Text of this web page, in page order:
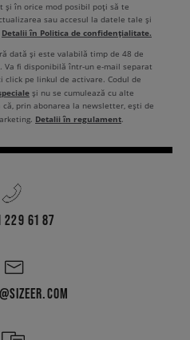
și în orice mod posibil poți să te
sau accesul la datele tale și
Detalii în Politica de confidențialitate.
dată și este valabilă timp de 48 de
fi disponibilă într-un e-mail separat
pe linkul de activare. Codul de
și nu se cumulează cu alte
prin abonarea la newsletter, ești de
Detalii în regulament.
229 61 87